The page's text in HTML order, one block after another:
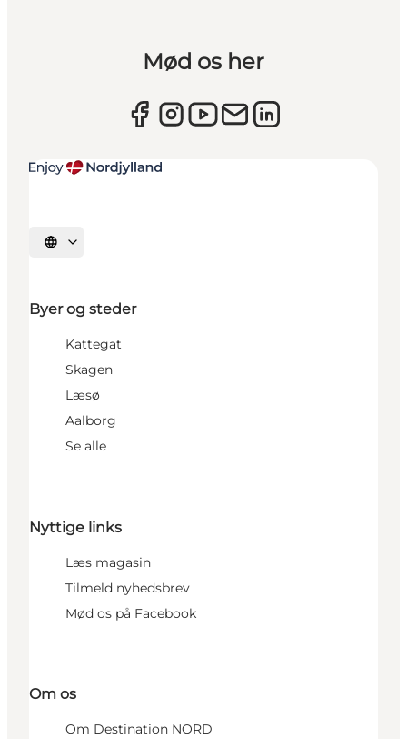
Mød os her
Vælg sprog
Byer og steder
Kattegat
Skagen
Læsø
Aalborg
Se alle
Nyttige links
Læs magasin
Tilmeld nyhedsbrev
Mød os på Facebook
Om os
Om Destination NORD